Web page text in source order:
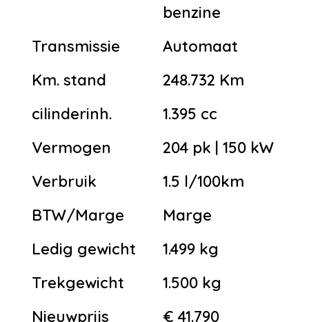
benzine
Transmissie
Automaat
Km. stand
248.732 Km
cilinderinh.
1.395 cc
Vermogen
204 pk | 150 kW
Verbruik
1.5 l/100km
BTW/Marge
Marge
Ledig gewicht
1.499 kg
Trekgewicht
1.500 kg
Nieuwprijs
€ 41.790